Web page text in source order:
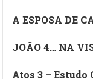
A ESPOSA DE
JOÃO 4… NA
Atos 3 – Estudo